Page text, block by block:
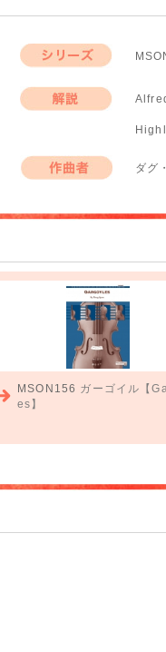
ダグ
MSON156 ガーゴイル【
es】